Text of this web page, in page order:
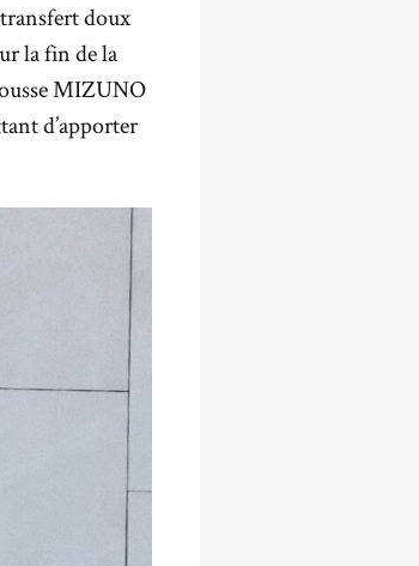
doux
la fin de la
MIZUNO
d’apporter